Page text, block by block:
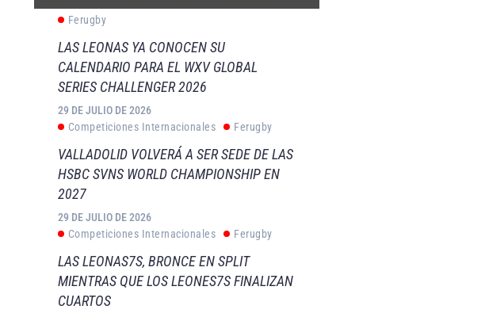
Ferugby
LAS LEONAS YA CONOCEN SU
CALENDARIO PARA EL WXV GLOBAL
SERIES CHALLENGER 2026
29 DE JULIO DE 2026
Competiciones Internacionales
Ferugby
VALLADOLID VOLVERÁ A SER SEDE DE LAS
HSBC SVNS WORLD CHAMPIONSHIP EN
2027
29 DE JULIO DE 2026
Competiciones Internacionales
Ferugby
LAS LEONAS7S, BRONCE EN SPLIT
MIENTRAS QUE LOS LEONES7S FINALIZAN
CUARTOS